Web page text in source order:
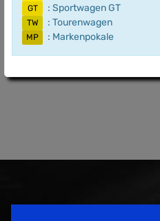
GT : Sportwagen GT
TW : Tourenwagen
MP : Markenpokale